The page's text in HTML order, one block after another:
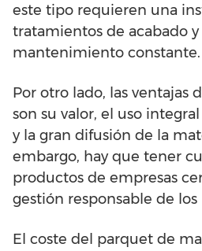
este tipo requieren una
tratamientos de acabado
mantenimiento constante.
Por otro lado, las ventajas
son su valor, el uso
y la gran difusión de la
embargo, hay que tener
productos de empresas
gestión responsable de los
El coste del parquet de